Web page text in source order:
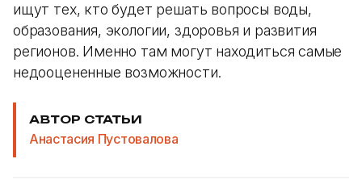
ищут тех, кто будет решать вопросы воды,
образования, экологии, здоровья и развития
регионов. Именно там могут находиться самые
недооцененные возможности.
АВТОР СТАТЬИ
Анастасия Пустовалова